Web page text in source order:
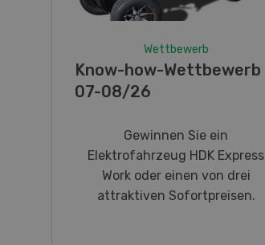
Wettbewerb
Know-how-Wettbewerb
07-08/26
Gewinnen Sie ein
Elektrofahrzeug HDK Express
Work oder einen von drei
attraktiven Sofortpreisen.